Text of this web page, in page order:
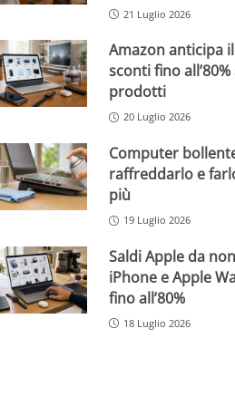
21 Luglio 2026
Amazon anticipa
sconti fino
prodotti
20 Luglio 2026
Computer
raffreddarlo e
più
19 Luglio 2026
Saldi Apple da
iPhone e Apple
fino all’80%
18 Luglio 2026